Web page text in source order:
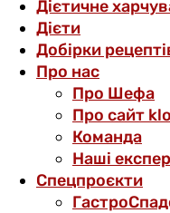
Дієтичне
Дієти
Добірки
Про нас
Про Шефа
Про сайт
Команда
Наші
Спецпроєкти